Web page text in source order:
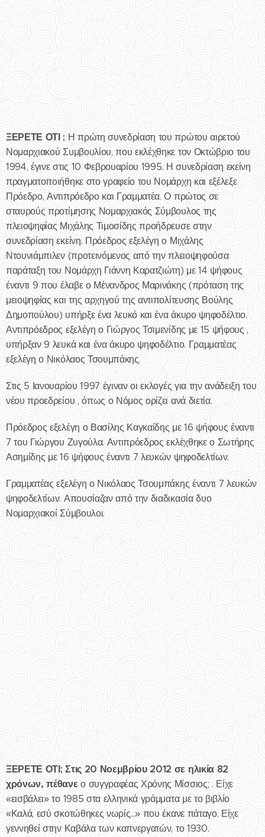
ΞΕΡΕΤΕ ΟΤΙ ; Η πρώτη συνεδρίαση του πρώτου αιρετού
Νομαρχιακού Συμβουλίου, που εκλέχθηκε τον Οκτώβριο του
1994, έγινε στις 10 Φεβρουαρίου 1995. Η συνεδρίαση εκείνη
πραγματοποιήθηκε στο γραφείο του Νομάρχη και εξέλεξε
Πρόεδρο, Αντιπρόεδρο και Γραμματέα. Ο πρώτος σε
σταυρούς προτίμησης Νομαρχιακός Σύμβουλος της
πλειοψηφίας Μιχάλης Τιμοσίδης προήδρευσε στην
συνεδρίαση εκείνη. Πρόεδρος εξελέγη ο Μιχάλης
Ντουνιάμπιλεν (προτεινόμενος από την πλειοψηφούσα
παράταξη του Νομάρχη Γιάννη Καρατζιώτη) με 14 ψήφους
έναντι 9 που έλαβε ο Μένανδρος Μαρινάκης (πρόταση της
μειοψηφίας και της αρχηγού της αντιπολίτευσης Βούλης
Δημοπούλου) υπήρξε ένα λευκό και ένα άκυρο ψηφοδέλτιο.
Αντιπρόεδρος εξελέγη ο Γιώργος Τσιμενίδης με 15 ψήφους ,
υπήρξαν 9 λευκά και ένα άκυρο ψηφοδέλτιο. Γραμματέας
εξελέγη ο Νικόλαος Τσουμπάκης.
Στις 5 Ιανουαρίου 1997 έγιναν οι εκλογές για την ανάδειξη του
νέου προεδρείου , όπως ο Νόμος ορίζει ανά διετία.
Πρόεδρος εξελέγη ο Βασίλης Καγκαίδης με 16 ψήφους έναντι
7 του Γιώργου Ζυγούλα. Αντιπρόεδρος εκλέχθηκε ο Σωτήρης
Ασημίδης με 16 ψήφους έναντι 7 λευκών ψηφοδελτίων.
Γραμματέας εξελέγη ο Νικόλαος Τσουμπάκης έναντι 7 λευκών
ψηφοδελτίων. Απουσίαζαν από την διαδικασία δυο
Νομαρχιακοί Σύμβουλοι.
ΞΕΡΕΤΕ ΟΤΙ; Στις 20 Νοεμβρίου 2012 σε ηλικία 82
χρόνων, πέθανεο συγγραφέας Χρόνης Μίσσιος; . Είχε
«εισβάλει» το 1985 στα ελληνικά γράμματα με το βιβλίο
«Καλά, εσύ σκοτώθηκες νωρίς...» που έκανε πάταγο. Είχε
γεννηθεί στην Καβάλα των καπνεργατών, το 1930.